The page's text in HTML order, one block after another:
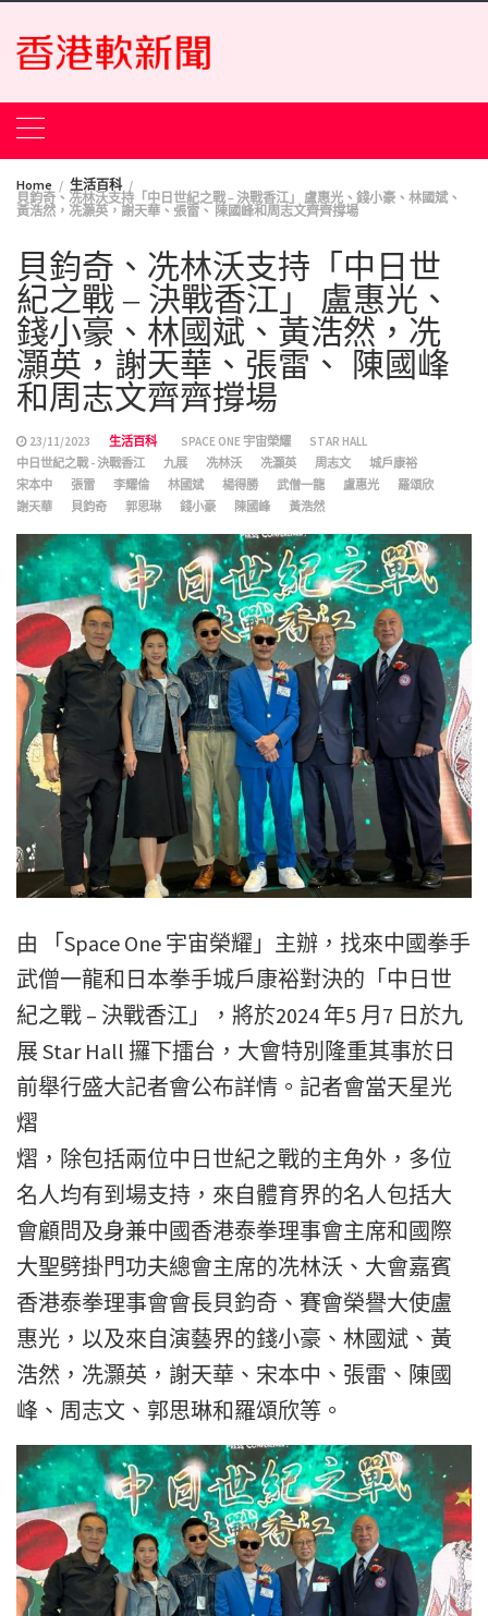
Skip
content
Home
生活百科
貝鈞奇、冼林沃支持「中日世紀之戰 – 決戰香江」 盧惠光、錢小豪、林國斌、
黃浩然，冼灝英，謝天華、張雷、 陳國峰和周志文齊齊撐場
貝鈞奇、冼林沃支持「中日世
紀之戰 – 決戰香江」 盧惠光、
錢小豪、林國斌、黃浩然，冼
灝英，謝天華、張雷、 陳國峰
和周志文齊齊撐場
23/11/2023 生活百科 SPACE ONE 宇宙榮耀
STAR HALL
中日世紀之戰 - 決戰香江
九展 冼林沃 冼灝英 周志文
城戶康裕
宋本中
張雷 李耀倫 林國斌 楊得勝 武僧一龍 盧惠光
羅頌欣
謝天華
貝鈞奇 郭思琳 錢小豪 陳國峰 黃浩然
由 「Space One 宇宙榮耀」主辦，找來中國拳手
武僧一龍和日本拳手城戶康裕對決的「中日世
紀之戰 – 決戰香江」，將於2024 年5 月7 日於九
展 Star Hall 攞下擂台，大會特別隆重其事於日
前舉行盛大記者會公布詳情。記者會當天星光
熠
熠，除包括兩位中日世紀之戰的主角外，多位
名人均有到場支持，來自體育界的名人包括大
會顧問及身兼中國香港泰拳理事會主席和國際
大聖劈掛門功夫總會主席的冼林沃、大會嘉賓
香港泰拳理事會會長貝鈞奇、賽會榮譽大使盧
惠光，以及來自演藝界的錢小豪、林國斌、黃
浩然，冼灝英，謝天華、宋本中、張雷、陳國
峰、周志文、郭思琳和羅頌欣等。